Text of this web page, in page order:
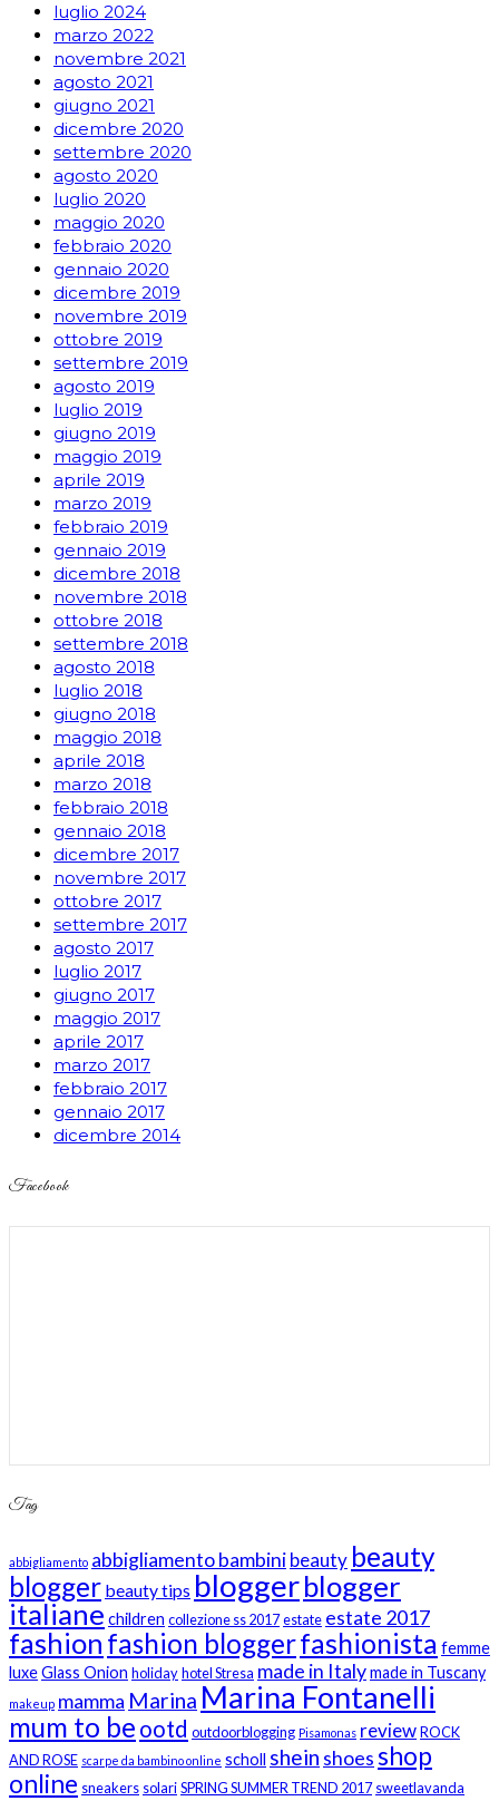
luglio 2024
marzo 2022
novembre 2021
agosto 2021
giugno 2021
dicembre 2020
settembre 2020
agosto 2020
luglio 2020
maggio 2020
febbraio 2020
gennaio 2020
dicembre 2019
novembre 2019
ottobre 2019
settembre 2019
agosto 2019
luglio 2019
giugno 2019
maggio 2019
aprile 2019
marzo 2019
febbraio 2019
gennaio 2019
dicembre 2018
novembre 2018
ottobre 2018
settembre 2018
agosto 2018
luglio 2018
giugno 2018
maggio 2018
aprile 2018
marzo 2018
febbraio 2018
gennaio 2018
dicembre 2017
novembre 2017
ottobre 2017
settembre 2017
agosto 2017
luglio 2017
giugno 2017
maggio 2017
aprile 2017
marzo 2017
febbraio 2017
gennaio 2017
dicembre 2014
Facebook
Tag
abbigliamento abbigliamento bambinibeauty beauty
blogger beauty tips bloggerblogger
italiane children collezione ss 2017estate estate 2017
fashion fashion bloggerfashionista femme
luxeGlass Onion holidayhotel Stresa made in Italymade in Tuscany
makeup mamma Marina Marina Fontanelli
mum to be ootd outdoorblogging Pisamonas reviewROCK
AND ROSE scarpe da bambino online scholl shein shoesshop
online sneakers solariSPRING SUMMER TREND 2017 sweetlavanda